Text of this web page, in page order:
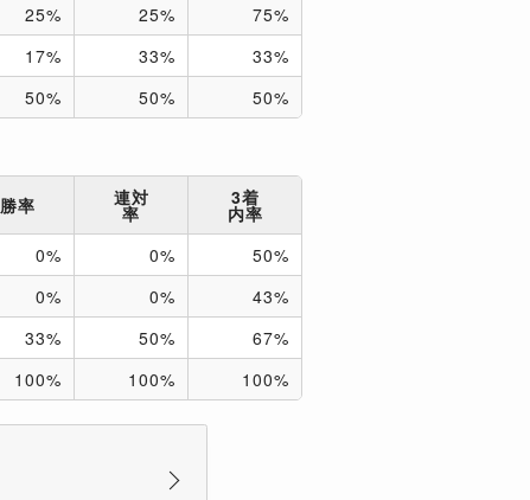
25% 25%
75%
17% 33%
33%
50% 50% 50%
勝率 連対
率
3着
内率
0% 0%
50%
0% 0%
43%
33% 50%
67%
100% 100% 100%